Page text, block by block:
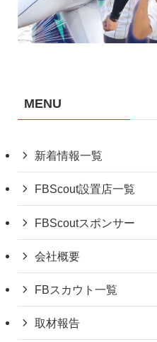
MENU
新着情報一覧
FBScout設置店一覧
FBScoutスポンサー
会社概要
FBスカウト一覧
取材報告